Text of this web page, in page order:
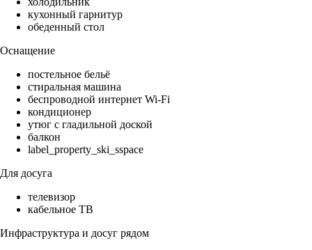
кухонный гарнитур
обеденный стол
Оснащение
постельное бельё
стиральная машина
беспроводной интернет Wi-Fi
кондиционер
утюг с гладильной доской
балкон
label_property_ski_sspace
Для досуга
телевизор
кабельное ТВ
Инфраструктура и досуг рядом